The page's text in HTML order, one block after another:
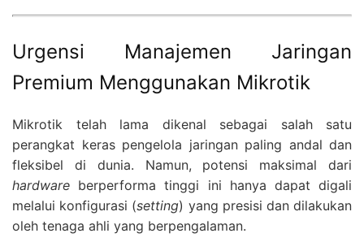
Urgensi Manajemen Jaringan
Premium Menggunakan Mikrotik
Mikrotik telah lama dikenal sebagai salah satu
perangkat keras pengelola jaringan paling andal dan
fleksibel di dunia. Namun, potensi maksimal dari
hardware berperforma tinggi ini hanya dapat digali
melalui konfigurasi (setting) yang presisi dan dilakukan
oleh tenaga ahli yang berpengalaman.